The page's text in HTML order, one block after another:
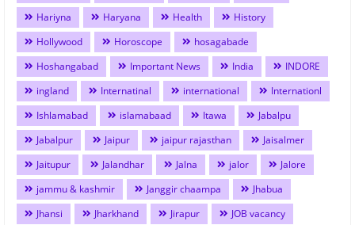
Hariyna
Haryana Health
History
Hollywood
Horoscope
hosagabade
Hoshangabad
Important News India
INDORE
ingland
Internatinal international
Internationl
Ishlamabad
islamabaad Itawa
Jabalpu
Jabalpur
Jaipur jaipur rajasthan
Jaisalmer
Jaitupur
Jalandhar Jalna jalor
Jalore
jammu & kashmir
Janggir chaampa
Jhabua
Jhansi
Jharkhand Jirapur
JOB vacancy